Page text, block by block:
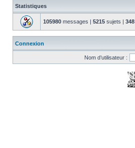
Statistiques
105980 messages | 5215 sujets | 348
Connexion
Nom d’utilisateur :